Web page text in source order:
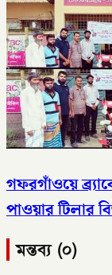
গফরগাঁওয়ে
পাওয়ার টিলার
মন্তব্য (০)